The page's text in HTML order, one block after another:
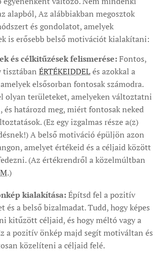
alapból, Az alábbiakban megosztok
és gondolatot, amelyek
is erősebb belső motivációt kialakítani:
és célkitűzések felismerése:Fontos,
tisztában ÉRTÉKEIDDELés azokkal a
elsősorban fontosak számodra.
olyan területeket, amelyeken változtatni
és határozd meg, miért fontosak neked
(Ez egy izgalmas része a(z)
A belső motiváció épüljön azon
amelyet értékeid és a céljaid között
(Az értékrendről a közelmúltban
.)
kialakítása:Építsd fel a pozitív
és a belső bizalmadat. Tudd, hogy képes
kitűzött céljaid, és hogy méltó vagy a
a pozitív önkép majd segít motiváltan és
közelíteni a céljaid felé.